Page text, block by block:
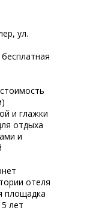
ул.
и глажки
отдыха
и
отеля
площадка
лет